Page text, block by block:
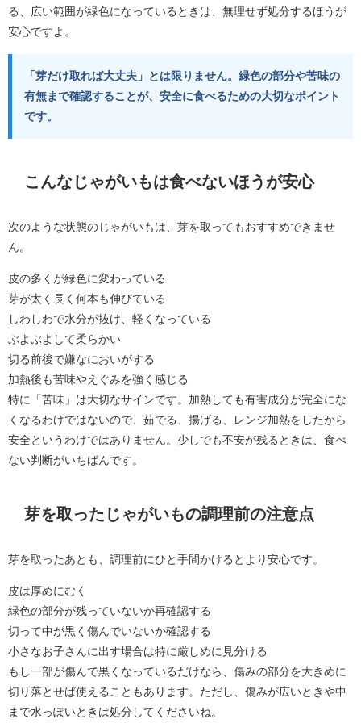
る、広い範囲が緑色になっているときは、無理せず処分するほうが
安心ですよ。
「芽だけ取れば大丈夫」とは限りません。緑色の部分や苦味の
有無まで確認することが、安全に食べるための大切なポイント
です。
こんなじゃがいもは食べないほうが安心
次のような状態のじゃがいもは、芽を取ってもおすすめできませ
ん。
皮の多くが緑色に変わっている
芽が太く長く何本も伸びている
しわしわで水分が抜け、軽くなっている
ぶよぶよして柔らかい
切る前後で嫌なにおいがする
加熱後も苦味やえぐみを強く感じる
特に「苦味」は大切なサインです。加熱しても有害成分が完全にな
くなるわけではないので、茹でる、揚げる、レンジ加熱をしたから
安全というわけではありません。少しでも不安が残るときは、食べ
ない判断がいちばんです。
芽を取ったじゃがいもの調理前の注意点
芽を取ったあとも、調理前にひと手間かけるとより安心です。
皮は厚めにむく
緑色の部分が残っていないか再確認する
切って中が黒く傷んでいないか確認する
小さなお子さんに出す場合は特に厳しめに見分ける
もし一部が傷んで黒くなっているだけなら、傷みの部分を大きめに
切り落とせば使えることもあります。ただし、傷みが広いときや中
まで水っぽいときは処分してくださいね。